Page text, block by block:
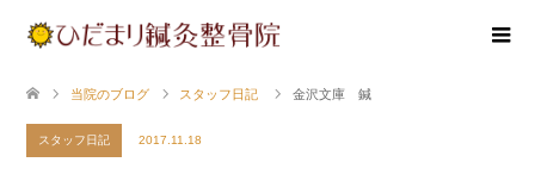
当院のブログ スタッフ日記 金沢文庫 鍼
スタッフ日記 2017.11.18